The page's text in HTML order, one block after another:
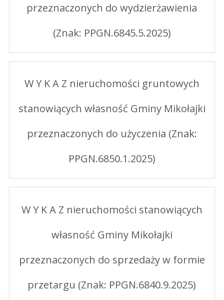
przeznaczonych do wydzierżawienia
(Znak: PPGN.6845.5.2025)
W Y K A Z nieruchomości gruntowych
stanowiących własność Gminy Mikołajki
przeznaczonych do użyczenia (Znak:
PPGN.6850.1.2025)
W Y K A Z nieruchomości stanowiących
własność Gminy Mikołajki
przeznaczonych do sprzedaży w formie
przetargu (Znak: PPGN.6840.9.2025)